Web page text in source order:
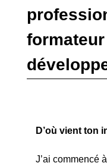
D’où vient ton
J’ai commencé